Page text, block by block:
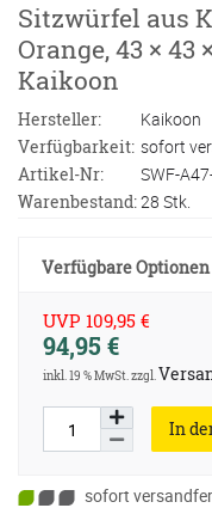
Sitzwürfel aus
Orange, 43 × 43
Kaikoon
Hersteller:
Kaikoon
Verfügbarkeit: sofort
Artikel-Nr:
SWF-
Warenbestand:28 Stk.
Verfügbare Optionen
UVP 109,95 €
94,95 €
inkl. 19 % MwSt. zzgl.
In
sofort